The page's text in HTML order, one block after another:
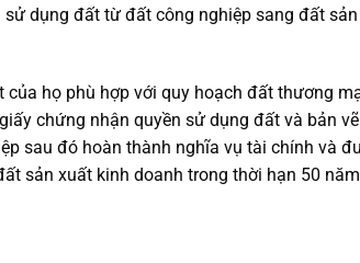
dụng đất từ đất công nghiệp sang đất sản
họ phù hợp với quy hoạch đất thương
chứng nhận quyền sử dụng đất và bản vẽ
sau đó hoàn thành nghĩa vụ tài chính và
sản xuất kinh doanh trong thời hạn 50